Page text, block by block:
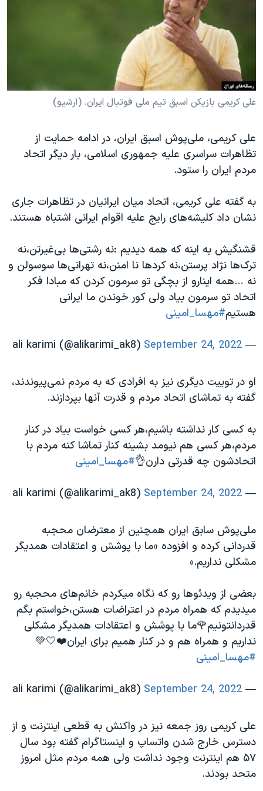
فرهنگ و زندگی
حقوق شهروندی
اقتصادی
علم و فناوری
آرشیو پخش زنده
انتخابات ریاست جمهوری آمریکا ۲۰۲۴
حمله جمهوری اسلامی به اسرائیل
رمز مهسا
مجموعه مستندهای دادخواهی
تریبونال مردمی آبان ۹۸
چهل سال گروگان‌گیری
قانون شفافیت دارائی کادر رهبری ایران
اعتراضات مردمی آبان ۹۸
اسرائیل در جنگ
نرگس محمدی برنده جایزه نوبل صلح
همایش محافظه‌کاران آمریکا «سی‌پک»
سفر پرزیدنت ترامپ به چین
زبانهای مختلف
علی کریمی بازیکن اسبق تیم ملی فوتبال ایران. (آرشیو)
علی کریمی، ملی‌پوش اسبق ایران، در ادامه حمایت از
تظاهرات سراسری علیه جمهوری اسلامی، بار دیگر اتحاد
مردم ایران را ستود.
به گفته علی کریمی، اتحاد میان ایرانیان در تظاهرات جاری
نشان داد کلیشه‌های رایج علیه اقوام ایرانی اشتباه هستند.
قشنگیش به اینه که همه دیدیم :نه رشتی‌ها بی‌غیرتن،نه
ترک‌ها نژاد پرستن،نه کردها نا امنن،نه تهرانی‌ها سوسولن و
نه …همه اینارو از بچگی تو سرمون کردن که مبادا فکر
اتحاد تو سرمون بیاد ولی کور خوندن ما ایرانی
هستیم#مهسا_امینی
— ali karimi (@alikarimi_ak8)
September 24, 2022
او در توییت دیگری نیز به افرادی که به مردم نمی‌پیوندند،
گفته به تماشای اتحاد مردم و قدرت آنها بپردازند.
به کسی کار نداشته باشیم،هر کسی خواست بیاد در کنار
مردم،هر کسی هم نیومد بشینه کنار تماشا کنه مردم با
اتحادشون چه قدرتی دارن👌#مهسا_امینی
— ali karimi (@alikarimi_ak8)
September 24, 2022
ملی‌پوش سابق ایران همچنین از معترضان محجبه
قدردانی کرده و افزوده «ما با پوشش و اعتقادات همدیگر
مشکلی نداریم.»
بعضی از ویدئوها رو که نگاه میکردم خانم‌های محجبه رو
میدیدم که همراه مردم در اعتراضات هستن،خواستم بگم
قدردانتونیم🌹ما با پوشش و اعتقادات همدیگر مشکلی
نداریم و همراه هم و در کنار همیم برای ایران❤️🤍💚
#مهسا_امینی
— ali karimi (@alikarimi_ak8)
September 24, 2022
علی کریمی روز جمعه نیز در واکنش به قطعی اینترنت و از
دسترس خارج شدن واتساپ و اینستاگرام گفته بود سال
۵۷ هم اینترنت وجود نداشت ولی همه مردم مثل امروز
متحد بودند.